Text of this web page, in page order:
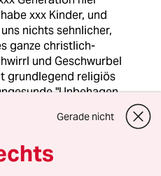
xxx Kinder, und
nichts sehnlicher,
ganze christlich-
und Geschwurbel
grundlegend religiös
"Unbehagen
hinaus
nämlich.
Gerade nicht